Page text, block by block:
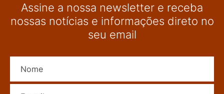
Assine a nossa newsletter e receba
nossas notícias e informações direto no
seu email